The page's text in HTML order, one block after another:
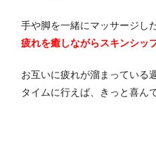
手や脚を一緒にマッサージし
疲れを癒しながらスキンシッ
お互いに疲れが溜まっている
タイムに行えば、きっと喜ん